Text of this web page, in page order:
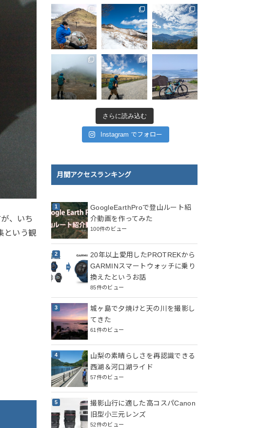
、いち
という観
さらに読み込む
Instagram でフォロー
月間アクセスランキング
GoogleEarthProで登山ルート紹
介動画を作ってみた
100件のビュー
20年以上愛用したPROTREKから
GARMINスマートウォッチに乗り
換えたというお話
85件のビュー
城ヶ島で夕焼けと天の川を撮影し
てきた
61件のビュー
山梨の素晴らしさを再認識できる
西湖＆河口湖ライド
57件のビュー
撮影山行に適した高コスパCanon
旧型小三元レンズ
52件のビュー